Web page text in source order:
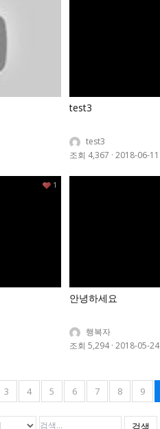
test3
test3
조회 4,367 · 2018-06-11
1
안녕하세요
행복자
조회 5,294 · 2018-05-24
3 4 5 6 7 8 9
검색